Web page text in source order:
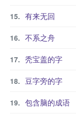
有来无回
不系之舟
秃宝盖的字
豆字旁的字
包含脑的成语